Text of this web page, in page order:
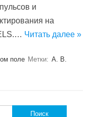
и
на
Читать далее »
поле Метки: А. В.